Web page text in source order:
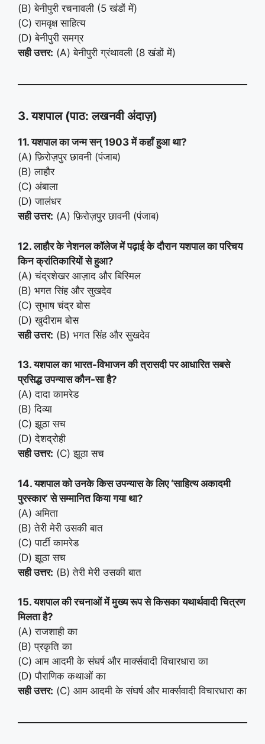
(B) बेनीपुरी रचनावली (5 खंडों में)
(C) रामवृक्ष साहित्य
(D) बेनीपुरी समग्र
सही उत्तर: (A) बेनीपुरी ग्रंथावली (8 खंडों में)
3. यशपाल (पाठ: लखनवी अंदाज़)
11. यशपाल का जन्म सन् 1903 में कहाँ हुआ था?
(A) फ़िरोज़पुर छावनी (पंजाब)
(B) लाहौर
(C) अंबाला
(D) जालंधर
सही उत्तर: (A) फ़िरोज़पुर छावनी (पंजाब)
12. लाहौर के नेशनल कॉलेज में पढ़ाई के दौरान यशपाल का परिचय
किन क्रांतिकारियों से हुआ?
(A) चंद्रशेखर आज़ाद और बिस्मिल
(B) भगत सिंह और सुखदेव
(C) सुभाष चंद्र बोस
(D) खुदीराम बोस
सही उत्तर: (B) भगत सिंह और सुखदेव
13. यशपाल का भारत-विभाजन की त्रासदी पर आधारित सबसे
प्रसिद्ध उपन्यास कौन-सा है?
(A) दादा कामरेड
(B) दिव्या
(C) झूठा सच
(D) देशद्रोही
सही उत्तर: (C) झूठा सच
14. यशपाल को उनके किस उपन्यास के लिए ‘साहित्य अकादमी
पुरस्कार’ से सम्मानित किया गया था?
(A) अमिता
(B) तेरी मेरी उसकी बात
(C) पार्टी कामरेड
(D) झूठा सच
सही उत्तर: (B) तेरी मेरी उसकी बात
15. यशपाल की रचनाओं में मुख्य रूप से किसका यथार्थवादी चित्रण
मिलता है?
(A) राजशाही का
(B) प्रकृति का
(C) आम आदमी के संघर्ष और मार्क्सवादी विचारधारा का
(D) पौराणिक कथाओं का
सही उत्तर: (C) आम आदमी के संघर्ष और मार्क्सवादी विचारधारा का